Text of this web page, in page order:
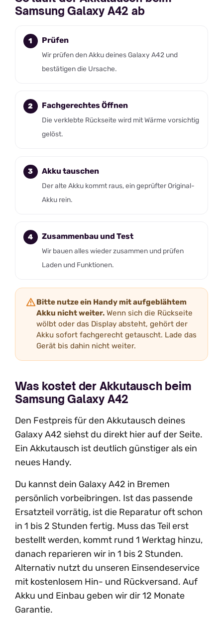
Samsung Galaxy A42 ab
Prüfen
Wir prüfen den Akku deines Galaxy A42 und
bestätigen die Ursache.
Fachgerechtes Öffnen
Die verklebte Rückseite wird mit Wärme vorsichtig
gelöst.
Akku tauschen
Der alte Akku kommt raus, ein geprüfter Original-
Akku rein.
Zusammenbau und Test
Wir bauen alles wieder zusammen und prüfen
Laden und Funktionen.
Bitte nutze ein Handy mit aufgeblähtem
Akku nicht weiter. Wenn sich die Rückseite
wölbt oder das Display absteht, gehört der
Akku sofort fachgerecht getauscht. Lade das
Gerät bis dahin nicht weiter.
Was kostet der Akkutausch beim
Samsung Galaxy A42
Den Festpreis für den Akkutausch deines
Galaxy A42 siehst du direkt hier auf der Seite.
Ein Akkutausch ist deutlich günstiger als ein
neues Handy.
Du kannst dein Galaxy A42 in Bremen
persönlich vorbeibringen. Ist das passende
Ersatzteil vorrätig, ist die Reparatur oft schon
in 1 bis 2 Stunden fertig. Muss das Teil erst
bestellt werden, kommt rund 1 Werktag hinzu,
danach reparieren wir in 1 bis 2 Stunden.
Alternativ nutzt du unseren Einsendeservice
mit kostenlosem Hin- und Rückversand. Auf
Akku und Einbau geben wir dir 12 Monate
Garantie.